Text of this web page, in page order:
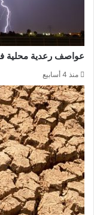
عواصف رعدية محلية
منذ 4 أسابيع